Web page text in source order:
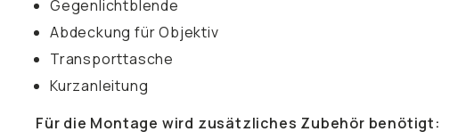
Gegenlichtblende
Abdeckung für Objektiv
Transporttasche
Kurzanleitung
Für die Montage wird zusätzliches Zubehör benötigt: